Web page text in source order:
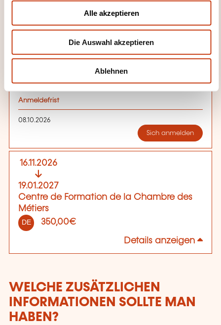
Alle akzeptieren
Die Auswahl akzeptieren
Ablehnen
Métiers
Veranstaltungsort der Weiterbildung
Anmeldefrist
08.10.2026
Sich anmelden
16.11.2026
19.01.2027
Centre de Formation de la Chambre des
Métiers
DE 350,00€
Details anzeigen
WELCHE ZUSÄTZLICHEN
INFORMATIONEN SOLLTE MAN
HABEN?